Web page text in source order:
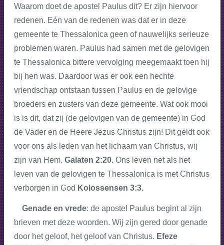
Waarom doet de apostel Paulus dit? Er zijn hiervoor
redenen. Eén van de redenen was dat er in deze
gemeente te Thessalonica geen of nauwelijks serieuze
problemen waren. Paulus had samen met de gelovigen
te Thessalonica bittere vervolging meegemaakt toen hij
bij hen was. Daardoor was er ook een hechte
vriendschap ontstaan tussen Paulus en de gelovige
broeders en zusters van deze gemeente. Wat ook mooi
is is dit, dat zij (de gelovigen van de gemeente) in God
de Vader en de Heere Jezus Christus zijn! Dit geldt ook
voor ons als leden van het lichaam van Christus, wij
zijn van Hem. Galaten 2:20. Ons leven net als het
leven van de gelovigen te Thessalonica is met Christus
verborgen in God Kolossensen 3:3.
Genade en vrede: de apostel Paulus begint al zijn
brieven met deze woorden. Wij zijn gered door genade
door het geloof, het geloof van Christus. Efeze